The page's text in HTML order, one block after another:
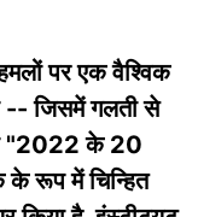
पर एक वैश्विक
-- जिसमें गलती से
"2022 के 20
रूप में चिन्हित